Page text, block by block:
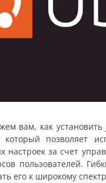
вам, как
позволяет
настроек за счет
пользователей.
его к широкому